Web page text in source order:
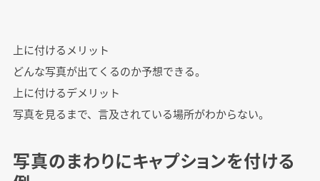
上に付けるメリット
どんな写真が出てくるのか予想できる。
上に付けるデメリット
写真を見るまで、言及されている場所がわからない。
写真のまわりにキャプションを付ける